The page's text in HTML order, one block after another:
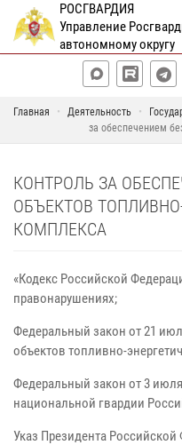
РОСГВАРДИЯ
Управление
автономному округу
Главная Деятельность
за обеспечением
КОНТРОЛЬ ЗА
ОБЪЕКТОВ
КОМПЛЕКСА
«Кодекс Российской
правонарушениях;
Федеральный закон от 21
объектов топливно-
Федеральный закон от 3
национальной гвардии
Указ Президента Российской